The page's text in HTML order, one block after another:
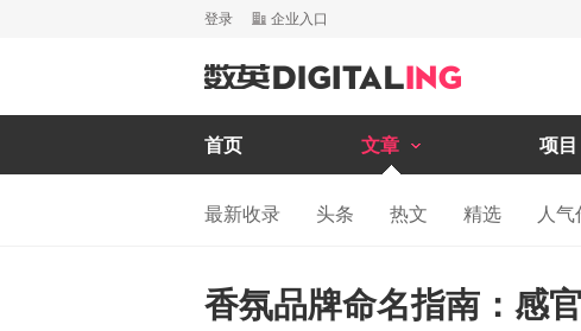
登录 企业入口
首页 文章 项目
最新收录 头条 热文 精选 人
香氛品牌命名指南：感